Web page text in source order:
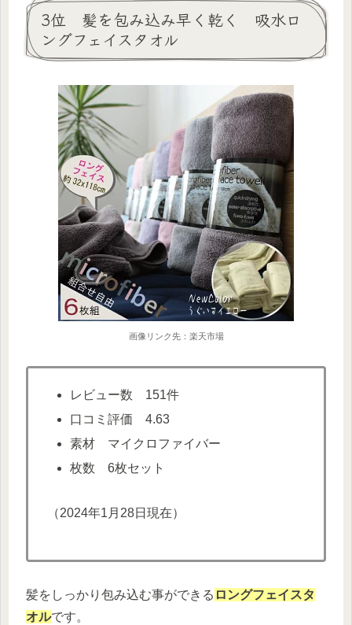
3位 髪を包み込み早く乾く 吸水ロ
ングフェイスタオル
画像リンク先：楽天市場
レビュー数 151件
口コミ評価 4.63
素材 マイクロファイバー
枚数 6枚セット
（2024年1月28日現在）
髪をしっかり包み込む事ができる ロングフェイスタ
オルです。